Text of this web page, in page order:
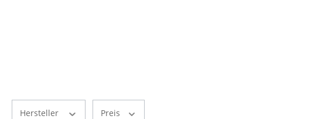
Hersteller Preis